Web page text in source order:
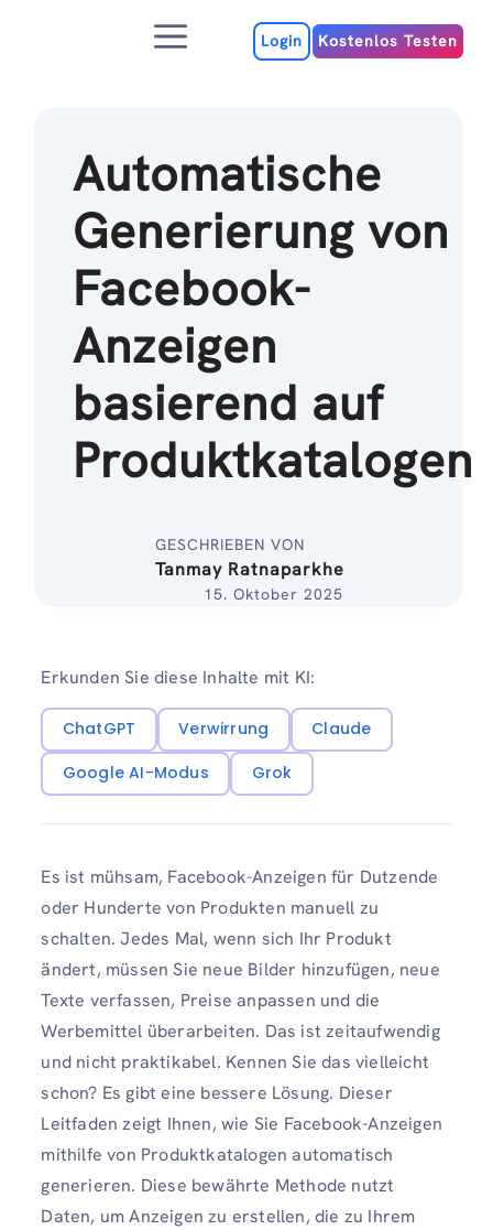
MenuLogin Kostenlos Testen
Automatische
Generierung von
Facebook-
Anzeigen
basierend auf
Produktkatalogen
GESCHRIEBEN VON
Tanmay Ratnaparkhe
15. Oktober 2025
Erkunden Sie diese Inhalte mit KI:
ChatGPT Verwirrung
Claude
Google AI-Modus
Grok
Es ist mühsam, Facebook-Anzeigen für Dutzende
oder Hunderte von Produkten manuell zu
schalten. Jedes Mal, wenn sich Ihr Produkt
ändert, müssen Sie neue Bilder hinzufügen, neue
Texte verfassen, Preise anpassen und die
Werbemittel überarbeiten. Das ist zeitaufwendig
und nicht praktikabel. Kennen Sie das vielleicht
schon? Es gibt eine bessere Lösung. Dieser
Leitfaden zeigt Ihnen, wie Sie Facebook-Anzeigen
mithilfe von Produktkatalogen automatisch
generieren. Diese bewährte Methode nutzt
Daten, um Anzeigen zu erstellen, die zu Ihrem